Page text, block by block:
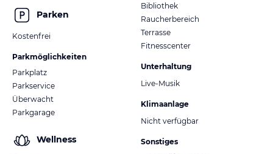
Parken
Kostenfrei
Parkmöglichkeiten
Parkplatz
Parkservice
Überwacht
Parkgarage
Wellness
Bibliothek
Raucherbereich
Terrasse
Fitnesscenter
Unterhaltung
Live-Musik
Klimaanlage
Nicht verfügbar
Sonstiges